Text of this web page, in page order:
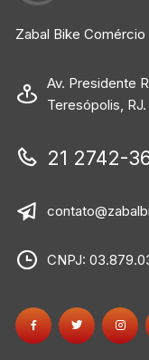
Zabal Bike
Av. Presidente
Teresópolis,
21 2742-
CNPJ: